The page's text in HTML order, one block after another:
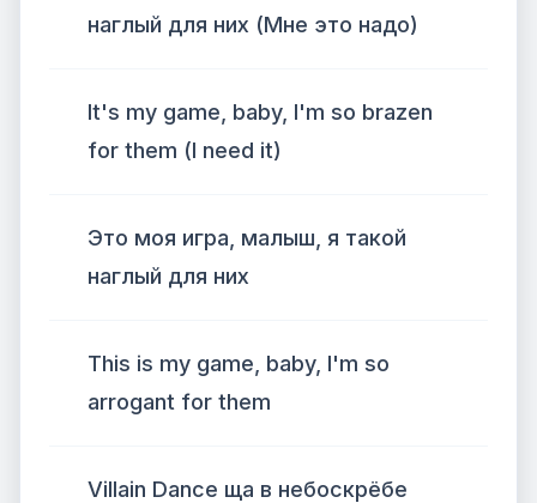
наглый для них (Мне это надо)
It's my game, baby, I'm so brazen
for them (I need it)
Это моя игра, малыш, я такой
наглый для них
This is my game, baby, I'm so
arrogant for them
Villain Dance ща в небоскрёбе